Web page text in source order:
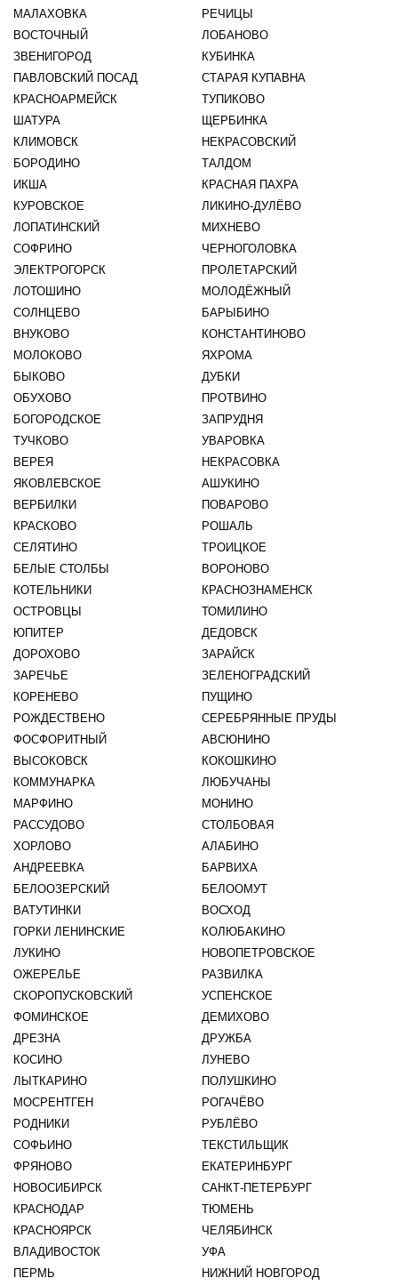
МАЛАХОВКА
РЕЧИЦЫ
ВОСТОЧНЫЙ
ЛОБАНОВО
ЗВЕНИГОРОД
КУБИНКА
ПАВЛОВСКИЙ ПОСАД
СТАРАЯ КУПАВНА
КРАСНОАРМЕЙСК
ТУПИКОВО
ШАТУРА
ЩЕРБИНКА
КЛИМОВСК
НЕКРАСОВСКИЙ
БОРОДИНО
ТАЛДОМ
ИКША
КРАСНАЯ ПАХРА
КУРОВСКОЕ
ЛИКИНО-ДУЛЁВО
ЛОПАТИНСКИЙ
МИХНЕВО
СОФРИНО
ЧЕРНОГОЛОВКА
ЭЛЕКТРОГОРСК
ПРОЛЕТАРСКИЙ
ЛОТОШИНО
МОЛОДЁЖНЫЙ
СОЛНЦЕВО
БАРЫБИНО
ВНУКОВО
КОНСТАНТИНОВО
МОЛОКОВО
ЯХРОМА
БЫКОВО
ДУБКИ
ОБУХОВО
ПРОТВИНО
БОГОРОДСКОЕ
ЗАПРУДНЯ
ТУЧКОВО
УВАРОВКА
ВЕРЕЯ
НЕКРАСОВКА
ЯКОВЛЕВСКОЕ
АШУКИНО
ВЕРБИЛКИ
ПОВАРОВО
КРАСКОВО
РОШАЛЬ
СЕЛЯТИНО
ТРОИЦКОЕ
БЕЛЫЕ СТОЛБЫ
ВОРОНОВО
КОТЕЛЬНИКИ
КРАСНОЗНАМЕНСК
ОСТРОВЦЫ
ТОМИЛИНО
ЮПИТЕР
ДЕДОВСК
ДОРОХОВО
ЗАРАЙСК
ЗАРЕЧЬЕ
ЗЕЛЕНОГРАДСКИЙ
КОРЕНЕВО
ПУЩИНО
РОЖДЕСТВЕНО
СЕРЕБРЯННЫЕ ПРУДЫ
ФОСФОРИТНЫЙ
АВСЮНИНО
ВЫСОКОВСК
КОКОШКИНО
КОММУНАРКА
ЛЮБУЧАНЫ
МАРФИНО
МОНИНО
РАССУДОВО
СТОЛБОВАЯ
ХОРЛОВО
АЛАБИНО
АНДРЕЕВКА
БАРВИХА
БЕЛООЗЕРСКИЙ
БЕЛООМУТ
ВАТУТИНКИ
ВОСХОД
ГОРКИ ЛЕНИНСКИЕ
КОЛЮБАКИНО
ЛУКИНО
НОВОПЕТРОВСКОЕ
ОЖЕРЕЛЬЕ
РАЗВИЛКА
СКОРОПУСКОВСКИЙ
УСПЕНСКОЕ
ФОМИНСКОЕ
ДЕМИХОВО
ДРЕЗНА
ДРУЖБА
КОСИНО
ЛУНЕВО
ЛЫТКАРИНО
ПОЛУШКИНО
МОСРЕНТГЕН
РОГАЧЁВО
РОДНИКИ
РУБЛЁВО
СОФЬИНО
ТЕКСТИЛЬЩИК
ФРЯНОВО
ЕКАТЕРИНБУРГ
НОВОСИБИРСК
САНКТ-ПЕТЕРБУРГ
КРАСНОДАР
ТЮМЕНЬ
КРАСНОЯРСК
ЧЕЛЯБИНСК
ВЛАДИВОСТОК
УФА
ПЕРМЬ
НИЖНИЙ НОВГОРОД